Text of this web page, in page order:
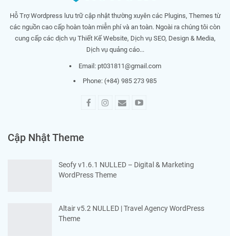
Hỗ Trợ Wordpress lưu trữ cập nhật thường xuyên các Plugins, Themes từ
các nguồn cao cấp hoàn toàn miễn phí và an toàn. Ngoài ra chúng tôi còn
cung cấp các dịch vụ Thiết Kế Website, Dịch vụ SEO, Design & Media,
Dịch vụ quảng cáo...
Email: pt031811@gmail.com
Phone: (+84) 985 273 985
Cập Nhật Theme
Seofy v1.6.1 NULLED – Digital & Marketing
WordPress Theme
Altair v5.2 NULLED | Travel Agency WordPress
Theme